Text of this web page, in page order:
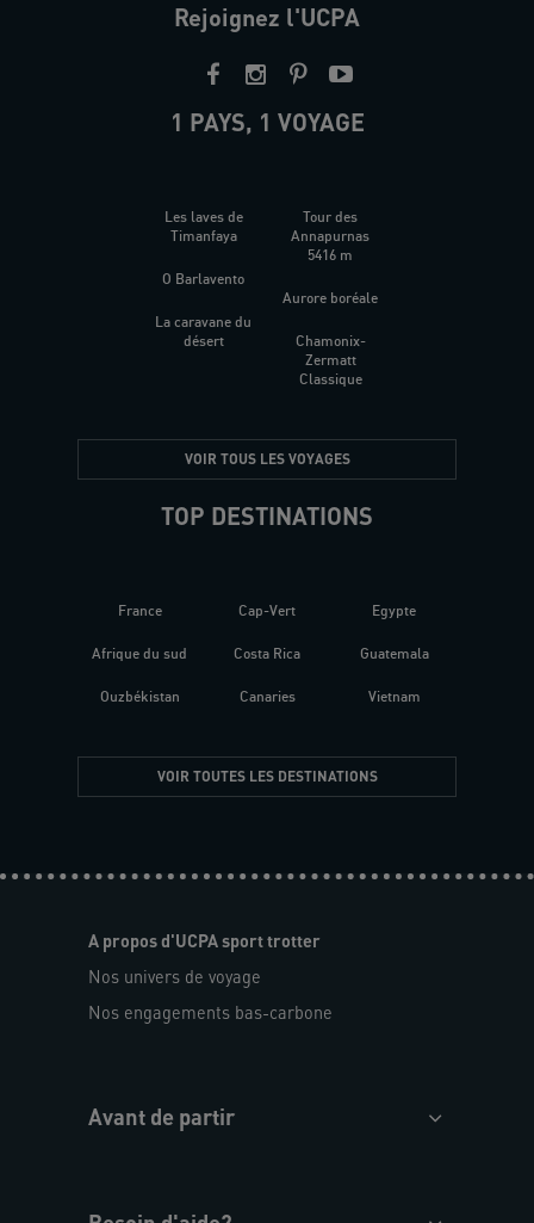
Rejoignez l'UCPA
1 PAYS, 1 VOYAGE
Les laves de
Timanfaya
O Barlavento
La caravane du
désert
Tour des
Annapurnas
5416 m
Aurore boréale
Chamonix-
Zermatt
Classique
VOIR TOUS LES VOYAGES
TOP DESTINATIONS
France
Afrique du sud
Ouzbékistan
Cap-Vert
Costa Rica
Canaries
Egypte
Guatemala
Vietnam
VOIR TOUTES LES DESTINATIONS
A propos d'UCPA sport trotter
Nos univers de voyage
Nos engagements bas-carbone
Avant de partir